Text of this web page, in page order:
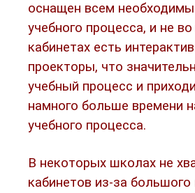
оснащен всем
учебного процесса, и не
кабинетах есть
проекторы, что
учебный процесс и
намного больше времени
учебного процесса.
В некоторых школах не
кабинетов из-за большого